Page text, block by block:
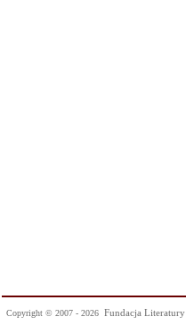
Copyright © 2007 - 2026 Fundacja